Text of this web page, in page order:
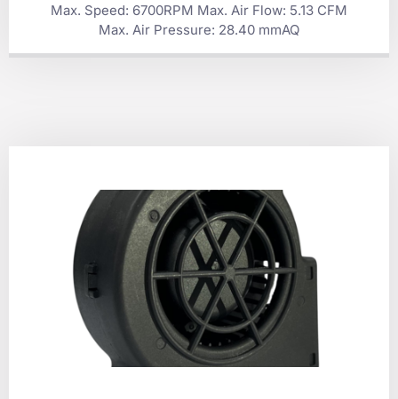
Max. Speed: 6700RPM Max. Air Flow: 5.13 CFM
Max. Air Pressure: 28.40 mmAQ